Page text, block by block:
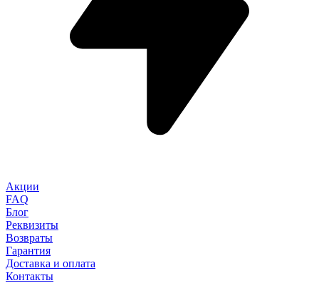
Акции
FAQ
Блог
Реквизиты
Возвраты
Гарантия
Доставка и оплата
Контакты